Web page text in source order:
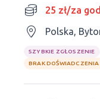
25 zł/za
Polska,
SZYBKIE ZGŁOSZENIE
BRAK